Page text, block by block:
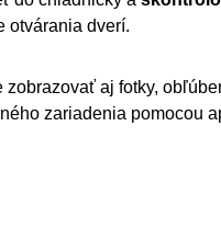
otvárania dverí.
aj fotky,
zariadenia pomocou